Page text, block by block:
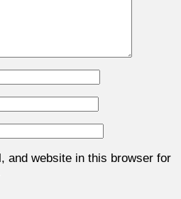
and website in this browser for